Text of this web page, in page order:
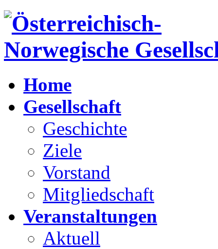
Home
Gesellschaft
Geschichte
Ziele
Vorstand
Mitgliedschaft
Veranstaltungen
Aktuell